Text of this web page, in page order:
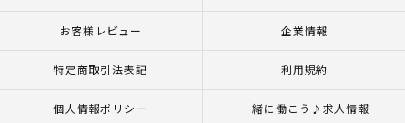
お客様レビュー 企業情報
特定商取引法表記 利用規約
個人情報ポリシー 一緒に働こう♪求人情報